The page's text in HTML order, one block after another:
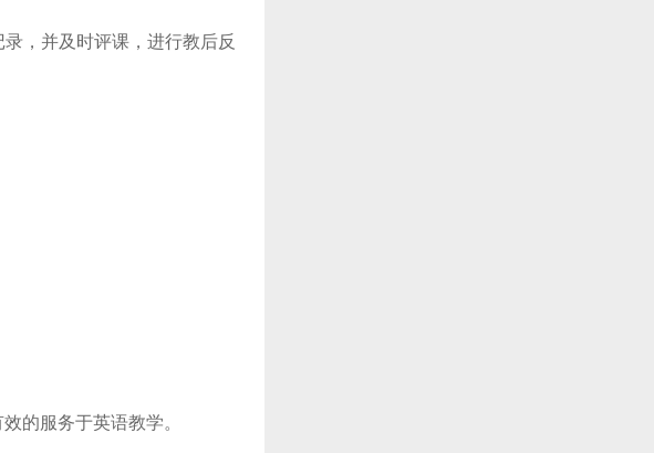
，并及时评课，进行教后反
的服务于英语教学。